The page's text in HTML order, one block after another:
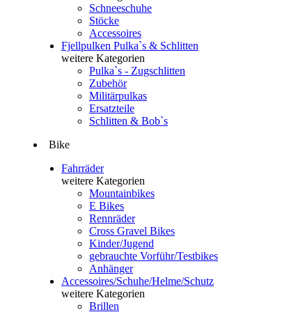
Schneeschuhe
Stöcke
Accessoires
Fjellpulken Pulka`s & Schlitten
weitere Kategorien
Pulka`s - Zugschlitten
Zubehör
Militärpulkas
Ersatzteile
Schlitten & Bob`s
Bike
Fahrräder
weitere Kategorien
Mountainbikes
E Bikes
Rennräder
Cross Gravel Bikes
Kinder/Jugend
gebrauchte Vorführ/Testbikes
Anhänger
Accessoires/Schuhe/Helme/Schutz
weitere Kategorien
Brillen